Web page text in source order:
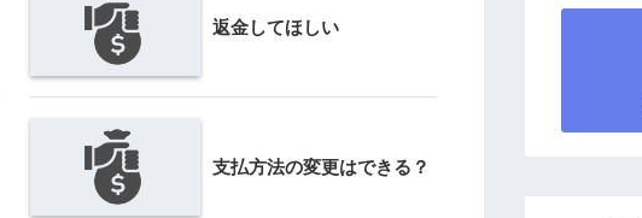
返金してほしい
支払方法の変更はできる？